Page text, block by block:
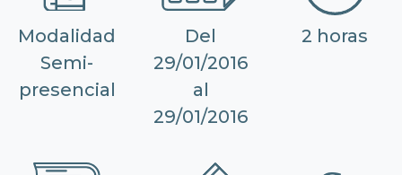
Modalidad
Semi-
presencial
Del
29/01/2016
al
29/01/2016
2 horas